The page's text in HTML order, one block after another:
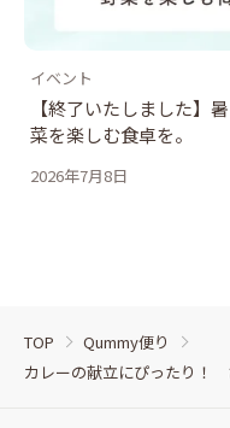
イベント
【終了いたしました】
菜を楽しむ食卓を。
2026年7月8日
TOP
Qummy便り
カレーの献立にぴったり！